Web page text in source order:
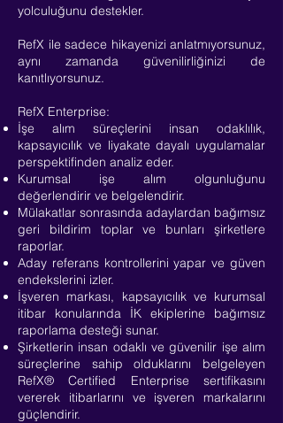
yolculuğunu destekler.
RefX ile sadece hikayenizi anlatmıyorsunuz,
aynı zamanda güvenilirliğinizi de
kanıtlıyorsunuz.
RefX Enterprise:
İşe alım süreçlerini insan odaklılık,
kapsayıcılık ve liyakate dayalı uygulamalar
perspektifinden analiz eder.
Kurumsal işe alım olgunluğunu
değerlendirir ve belgelendirir.
Mülakatlar sonrasında adaylardan bağımsız
geri bildirim toplar ve bunları şirketlere
raporlar.
Aday referans kontrollerini yapar ve güven
endekslerini izler.
İşveren markası, kapsayıcılık ve kurumsal
itibar konularında İK ekiplerine bağımsız
raporlama desteği sunar.
Şirketlerin insan odaklı ve güvenilir işe alım
süreçlerine sahip olduklarını belgeleyen
RefX® Certified Enterprise sertifikasını
vererek itibarlarını ve işveren markalarını
güçlendirir.